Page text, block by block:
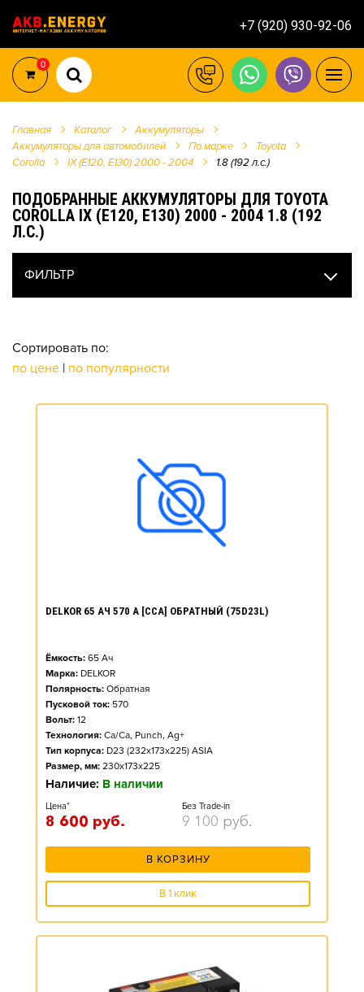
+7 (920) 930-92-06
0
Главная Каталог
Аккумуляторы
Аккумуляторы для автомобилей
По марке
Toyota
Corolla
IX (E120, E130) 2000 - 2004 1.8 (192 л.с.)
ПОДОБРАННЫЕ АККУМУЛЯТОРЫ ДЛЯ TOYOTA
COROLLA IX (E120, E130) 2000 - 2004 1.8 (192
Л.С.)
ФИЛЬТР
Сортировать по:
по цене | по популярности
DELKOR 65 АЧ 570 А [CCA] ОБРАТНЫЙ (75D23L)
Ёмкость: 65 Ач
Марка: DELKOR
Полярность: Обратная
Пусковой ток: 570
Вольт: 12
Технология: Ca/Ca, Punch, Ag+
Тип корпуса: D23 (232x173x225) ASIA
Размер, мм: 230x173x225
Наличие: В наличии
Цена*
8 600 руб.
Без Trade-in
9 100 руб.
В КОРЗИНУ
В 1 клик